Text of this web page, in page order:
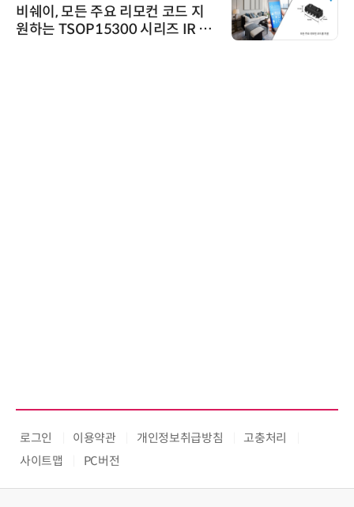
비쉐이, 모든 주요 리모컨 코드 지
원하는 TSOP15300 시리즈 IR 수
로그인 이용약관 개인정보취급방침
고충처리
사이트맵
PC버전